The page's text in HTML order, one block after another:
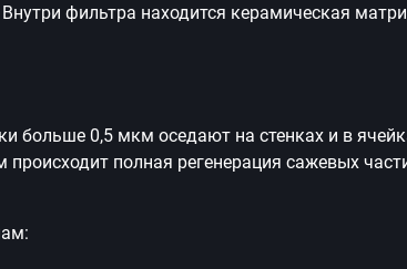
фильтра находится керамическая
больше 0,5 мкм оседают на стенках и в
полная регенерация сажевых